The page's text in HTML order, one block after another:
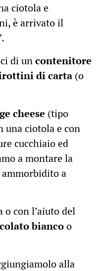
ciotola e
è arrivato il
di uncontenitore
di carta (o
cheese (tipo
ciotola e con
cucchiaio ed
a montare la
ammorbidito a
o con l’aiuto del
biancoo
alla